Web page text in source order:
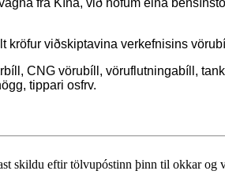
kröfur viðskiptavina verkefnisins
CNG vörubíll, vöruflutningabíll,
tippari osfrv.
skildu eftir tölvupóstinn þinn til okkar og